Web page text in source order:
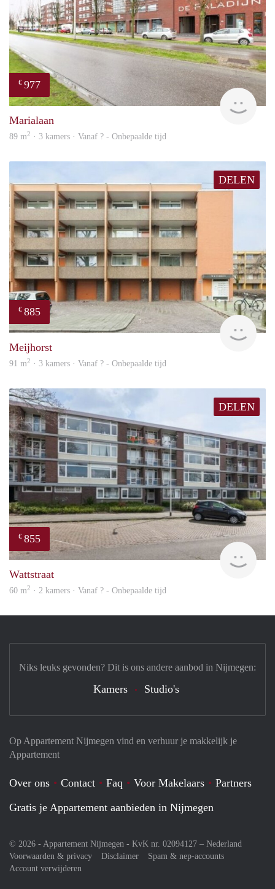
€ 977
Marialaan
89 m2 · 3 kamers · Vanaf ? - Onbepaalde tijd
DELEN
€ 885
Meijhorst
91 m2 · 3 kamers · Vanaf ? - Onbepaalde tijd
DELEN
€ 855
Wattstraat
60 m2 · 2 kamers · Vanaf ? - Onbepaalde tijd
Op Appartement Nijmegen vind en verhuur je makkelijk je
Appartement
Over ons Contact Faq Voor Makelaars
Partners
Gratis je Appartement aanbieden in Nijmegen
© 2026 - Appartement Nijmegen - KvK nr. 02094127 – Nederland
Voorwaarden & privacy
Disclaimer
Spam & nep-accounts
Account verwijderen
Niks leuks gevonden? Dit is ons andere aanbod in Nijmegen:
Kamers Studio's